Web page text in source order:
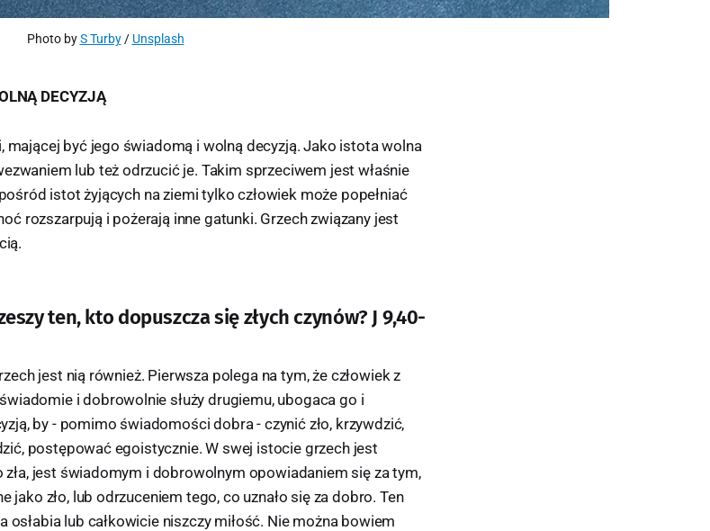
Photo by S Turby / Unsplash
DECYZJĄ
mającej być jego świadomą i wolną decyzją. Jako istota wolna
lub też odrzucić je. Takim sprzeciwem jest właśnie
istot żyjących na ziemi tylko człowiek może popełniać
rozszarpują i pożerają inne gatunki. Grzech związany jest
ten, kto dopuszcza się złych czynów? J 9,40-
jest nią również. Pierwsza polega na tym, że człowiek z
i dobrowolnie służy drugiemu, ubogaca go i
by - pomimo świadomości dobra - czynić zło, krzywdzić,
postępować egoistycznie. W swej istocie grzech jest
jest świadomym i dobrowolnym opowiadaniem się za tym,
jako zło, lub odrzuceniem tego, co uznało się za dobro. Ten
lub całkowicie niszczy miłość. Nie można bowiem